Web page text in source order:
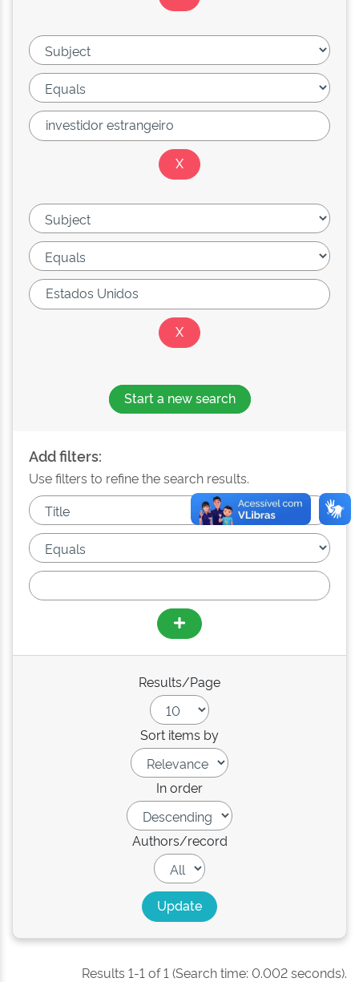
Start a new search
Add filters:
Use filters to refine the search results.
Results/Page
Sort items by
In order
Authors/record
Results 1-1 of 1 (Search time: 0.002 seconds).